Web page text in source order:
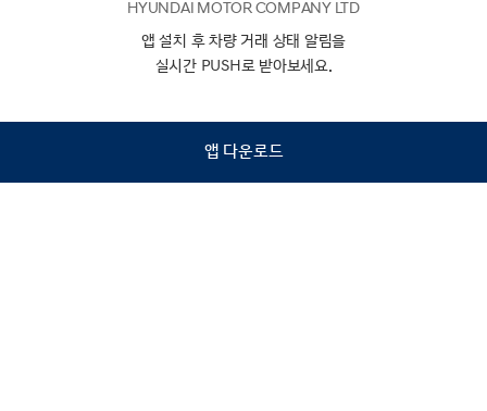
검색
HYUNDAI MOTOR COMPANY LTD
앱 설치 후 차량 거래 상태 알림을
실시간 PUSH로 받아보세요.
앱 다운로드